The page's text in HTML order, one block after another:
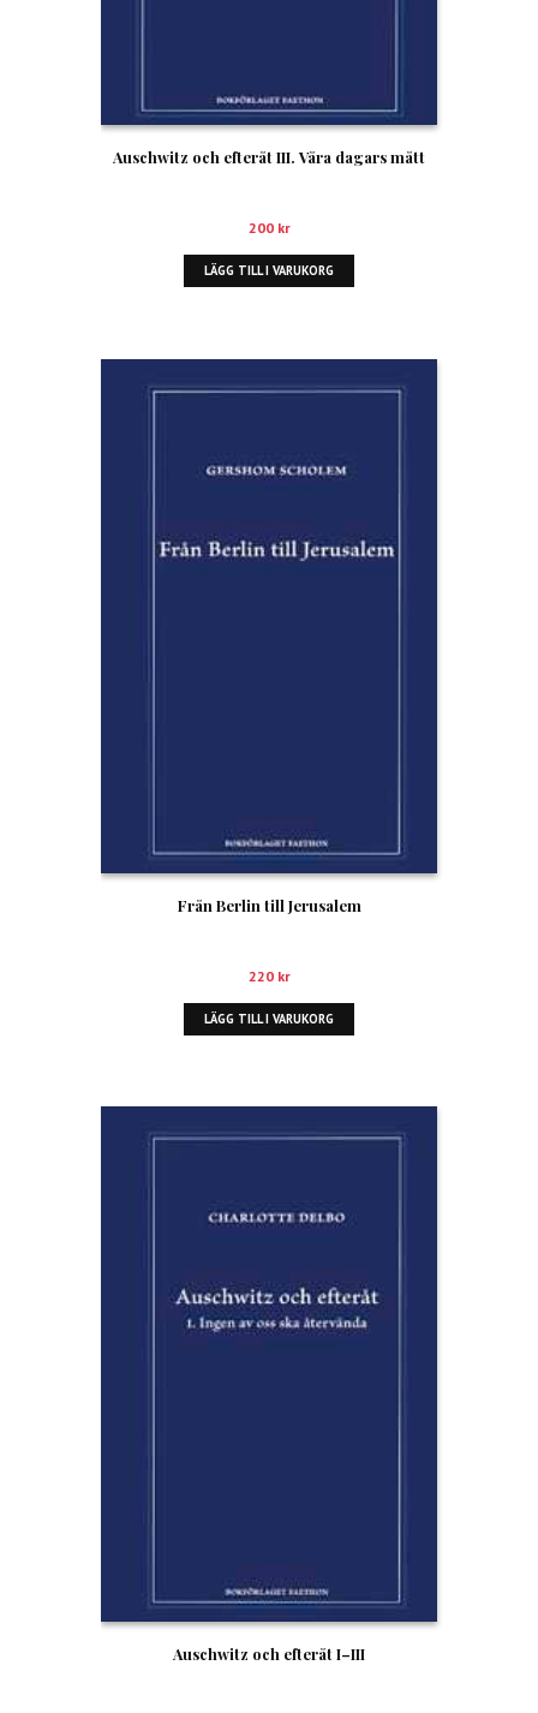
Auschwitz och efteråt III. Våra dagars mått
200 kr
LÄGG TILL I VARUKORG
Från Berlin till Jerusalem
220 kr
LÄGG TILL I VARUKORG
Auschwitz och efteråt I–III